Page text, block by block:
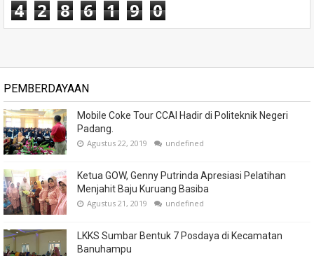
4 2 8 6 1 9 0
PEMBERDAYAAN
Mobile Coke Tour CCAI Hadir di Politeknik Negeri
Padang.
Agustus 22, 2019 undefined
Ketua GOW, Genny Putrinda Apresiasi Pelatihan
Menjahit Baju Kuruang Basiba
Agustus 21, 2019 undefined
LKKS Sumbar Bentuk 7 Posdaya di Kecamatan
Banuhampu